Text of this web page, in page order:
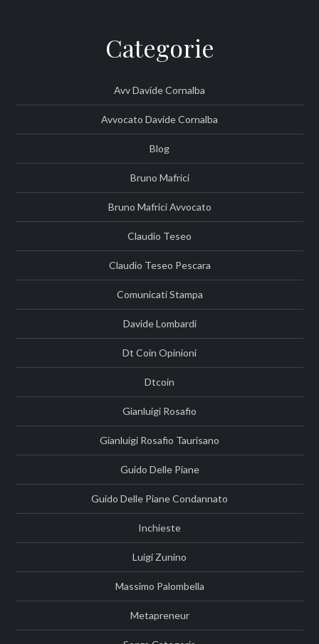
Categorie
Avv Davide Cornalba
Avvocato Davide Cornalba
Blog
Bruno Mafrici
Bruno Mafrici Avvocato
Claudio Teseo
Claudio Teseo Pescara
Comunicati Stampa
Davide Lombardi
Dt Coin Opinioni
Dtcoin
Gianluigi Rosafio
Gianluigi Rosafio Taurisano
Guido Delle Piane
Guido Delle Piane Condannato
Inchieste
Luigi Zunino
Massimo Palombella
Metapreneur